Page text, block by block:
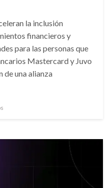
la inclusión
financieros y
para las personas que
Mastercard y Juvo
de una alianza